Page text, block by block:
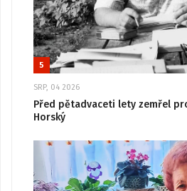
5
SRP, 04 2026
Před pětadvaceti lety zemřel
Horský